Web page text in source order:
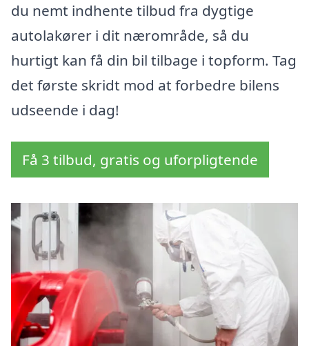
du nemt indhente tilbud fra dygtige
autolakører i dit nærområde, så du
hurtigt kan få din bil tilbage i topform. Tag
det første skridt mod at forbedre bilens
udseende i dag!
Få 3 tilbud, gratis og uforpligtende